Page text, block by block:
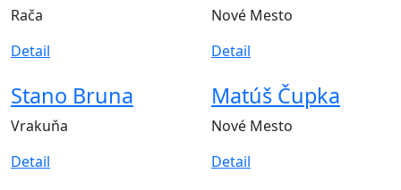
Rača
Detail
Nové Mesto
Detail
Stano Bruna
Vrakuňa
Detail
Matúš Čupka
Nové Mesto
Detail